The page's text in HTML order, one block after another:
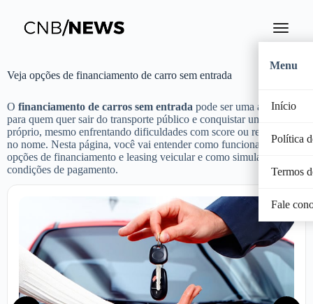
Menu
Início
Política
Termos
Fale
Veja opções de financiamento de carro sem entrada
O financiamento de carros sem entrada pode ser uma alternativa
para quem quer sair do transporte público e conquistar um veículo
próprio, mesmo enfrentando dificuldades com score ou restrições
no nome. Nesta página, você vai entender como funcionam as
opções de financiamento e leasing veicular e como simular as
condições de pagamento.